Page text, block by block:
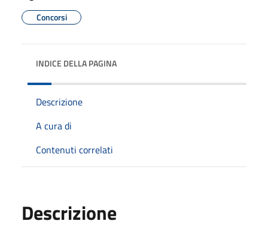
Concorsi
INDICE DELLA PAGINA
Descrizione
A cura di
Contenuti correlati
Descrizione